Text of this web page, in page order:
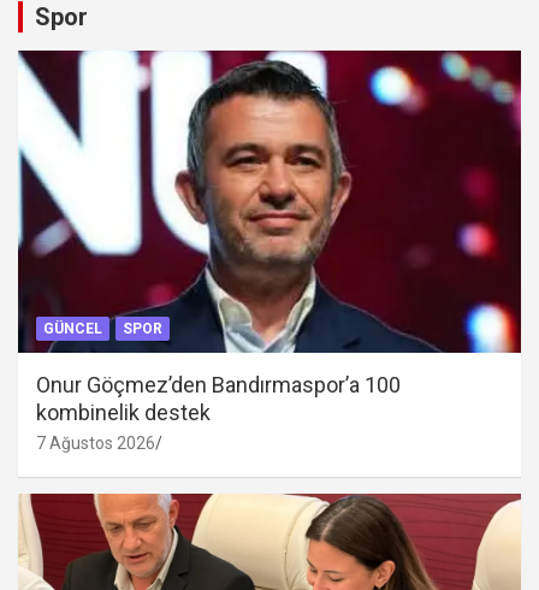
Spor
GÜNCEL SPOR
Onur Göçmez’den Bandırmaspor’a 100
kombinelik destek
7 Ağustos 2026